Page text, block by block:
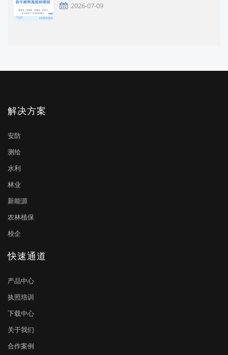
2026-07-09
解决方案
安防
测绘
水利
林业
新能源
农林植保
校企
快速通道
产品中心
执照培训
下载中心
关于我们
合作案例